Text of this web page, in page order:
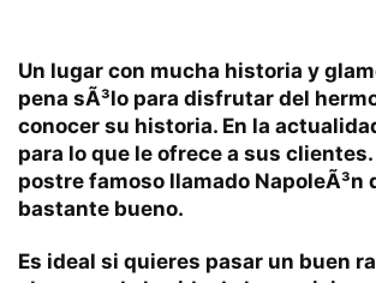
Un lugar con mucha historia y
pena sÃ³lo para disfrutar del
conocer su historia. En la
para lo que le ofrece a sus clientes.
postre famoso llamado NapoleÃ³n
bastante bueno.
Es ideal si quieres pasar un buen